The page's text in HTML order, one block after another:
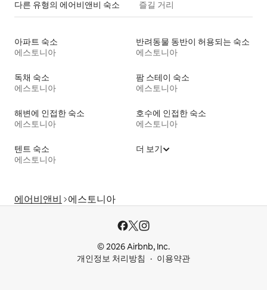
다른 유형의 에어비앤비 숙소 즐길 거리
아파트 숙소
에스토니아
반려동물 동반이 허용되는 숙소
에스토니아
독채 숙소
에스토니아
팜 스테이 숙소
에스토니아
해변에 인접한 숙소
에스토니아
호수에 인접한 숙소
에스토니아
텐트 숙소
에스토니아
더 보기
에어비앤비 에스토니아
© 2026 Airbnb, Inc.
개인정보 처리방침
이용약관